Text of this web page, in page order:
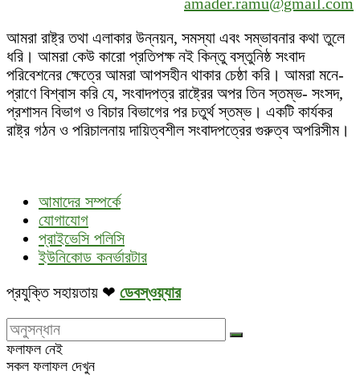
আমরা রাষ্ট্র তথা এলাকার উন্নয়ন, সমস্যা এবং সম্ভাবনার কথা তুলে
ধরি। আমরা কেউ কারো প্রতিপক্ষ নই কিন্তু বস্তুনিষ্ঠ সংবাদ
পরিবেশনের ক্ষেত্রে আমরা আপসহীন থাকার চেষ্ঠা করি। আমরা মনে-
প্রাণে বিশ্বাস করি যে, সংবাদপত্র রাষ্ট্রের অপর তিন স্তম্ভ- সংসদ,
প্রশাসন বিভাগ ও বিচার বিভাগের পর চতুর্থ স্তম্ভ। একটি কার্যকর
রাষ্ট্র গঠন ও পরিচালনায় দায়িত্বশীল সংবাদপত্রের গুরুত্ব অপরিসীম।
আমাদের সম্পর্কে
যোগাযোগ
প্রাইভেসি পলিসি
ইউনিকোড কনর্ভারটার
প্রযুক্তি সহায়তায় ❤ ডেবস্ওয়্যার
ফলাফল নেই
সকল ফলাফল দেখুন